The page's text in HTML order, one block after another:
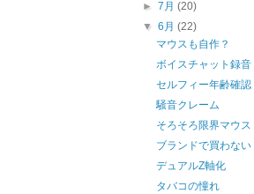
►7月(20)
▼6月(22)
マウスも自作？
ボイスチャット録音
セルフィー年齢確認
騒音クレーム
そろそろ限界マウス
ブランドで買わない
デュアルZ軸化
タバコの憧れ